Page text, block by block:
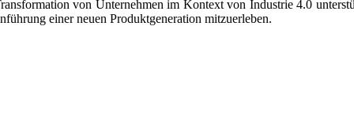
von Unternehmen im Kontext von Industrie 4.0
einer neuen Produktgeneration mitzuerleben.